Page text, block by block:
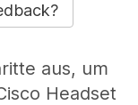
aus, um
Headset